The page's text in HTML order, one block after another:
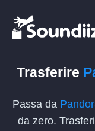
Trasferire
Passa da
da zero.